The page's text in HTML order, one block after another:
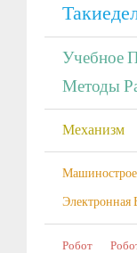
Учебное
Методы
Механизм
Электронная
Робот